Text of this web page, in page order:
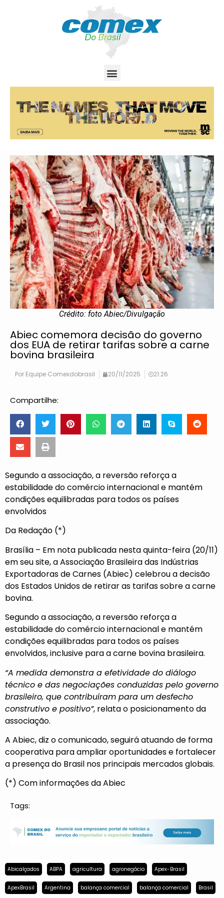
Crédito: foto Abiec/Divulgação
Abiec comemora decisão do governo
dos EUA de retirar tarifas sobre a carne
bovina brasileira
Por Equipe Comexdobrasil 20/11/2025 21:26
Compartilhe:
Segundo a associação, a reversão reforça a
estabilidade do comércio internacional e mantém
condições equilibradas para todos os países
envolvidos
Da Redação (*)
Brasília – Em nota publicada nesta quinta-feira (20/11)
em seu site, a Associação Brasileira das Indústrias
Exportadoras de Carnes (Abiec) celebrou a decisão
dos Estados Unidos de retirar as tarifas sobre a carne
bovina.
Segundo a associação, a reversão reforça a
estabilidade do comércio internacional e mantém
condições equilibradas para todos os países
envolvidos, inclusive para a carne bovina brasileira.
“A medida demonstra a efetividade do diálogo
técnico e das negociações conduzidas pelo governo
brasileiro, que contribuíram para um desfecho
construtivo e positivo”, relata o posicionamento da
associação.
A Abiec, diz o comunicado, seguirá atuando de forma
cooperativa para ampliar oportunidades e fortalecer
a presença do Brasil nos principais mercados globais.
(*) Com informações da Abiec
Tags:
Abicalçados ABPA agricultura agronegócio Apex-Brasil
ApexBrasil Argentina balança comercial balança comercial Brasil